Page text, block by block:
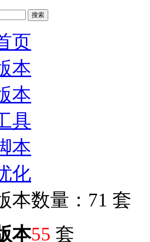
搜索
页
本
本
具
本
化
本数量：71 套
本55 套